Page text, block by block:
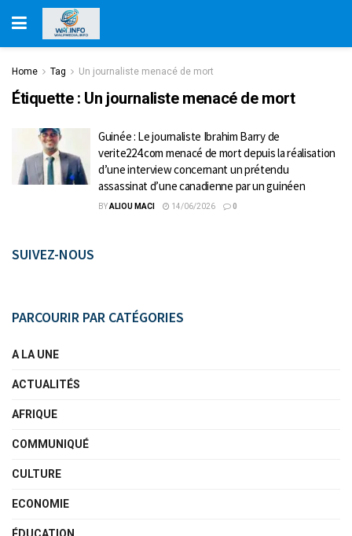
Home Tag Un journaliste menacé de mort
Étiquette : Un journaliste menacé de mort
Guinée : Le journaliste Ibrahim Barry de
verite224.com menacé de mort depuis la réalisation
d’une interview concernant un prétendu
assassinat d’une canadienne par un guinéen
BYALIOU MACI 14/06/2026 0
SUIVEZ-NOUS
PARCOURIR PAR CATÉGORIES
A LA UNE
ACTUALITÉS
AFRIQUE
COMMUNIQUÉ
CULTURE
ECONOMIE